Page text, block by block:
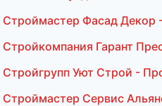
Строймастер Фасад Декор
Стройкомпания Гарант
Стройгрупп Уют Строй -
Строймастер Сервис